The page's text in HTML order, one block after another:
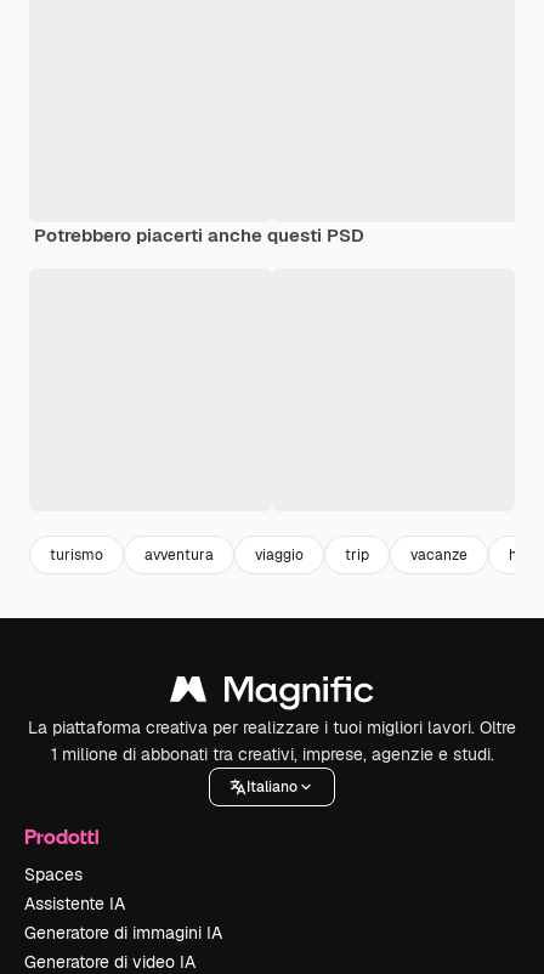
Potrebbero piacerti anche questi PSD
turismo avventura viaggio trip vacanze
La piattaforma creativa per realizzare i tuoi migliori lavori. Oltre
1 milione di abbonati tra creativi, imprese, agenzie e studi.
Italiano
Prodotti
Spaces
Assistente IA
Generatore di immagini IA
Generatore di video IA